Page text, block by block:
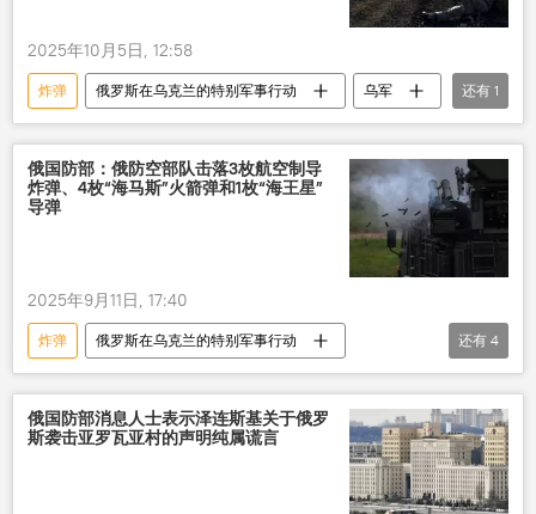
2025年10月5日, 12:58
炸弹 俄罗斯在乌克兰的特别军事行动
乌军
桥梁
还有 1
俄国防部：俄防空部队击落3枚航空制导
炸弹、4枚“海马斯”火箭弹和1枚“海王星”
导弹
2025年9月11日, 17:40
炸弹
俄罗斯在乌克兰的特别军事行动
无人机
俄罗斯
防空部队
击落
还有 4
俄国防部消息人士表示泽连斯基关于俄罗
斯袭击亚罗瓦亚村的声明纯属谎言